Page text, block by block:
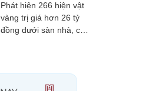
Phát hiện 266 hiện vật
vàng trị giá hơn 26 tỷ
đồng dưới sàn nhà, cơ